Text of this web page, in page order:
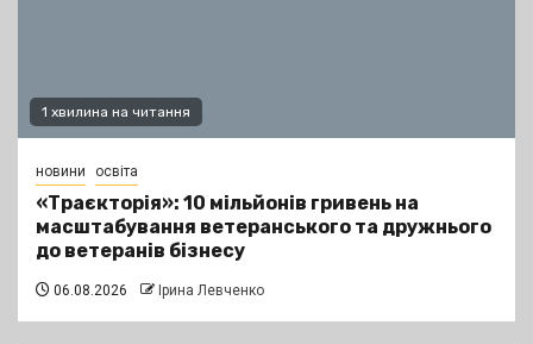
1 хвилина на читання
новини освіта
«Траєкторія»: 10 мільйонів гривень на
масштабування ветеранського та дружнього
до ветеранів бізнесу
06.08.2026 Ірина Левченко